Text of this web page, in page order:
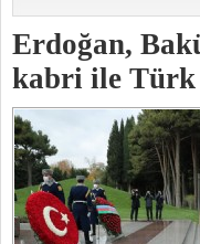
Erdoğan,
kabri ile Türk